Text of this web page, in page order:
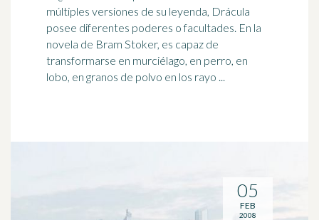
múltiples versiones de su leyenda, Drácula
posee diferentes poderes o facultades. En la
novela de Bram Stoker, es capaz de
transformarse en murciélago, en perro, en
lobo, en granos de polvo en los rayo ...
05
FEB
2008